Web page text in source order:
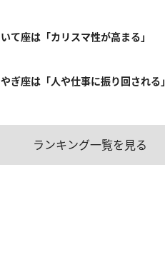
いて座は「カリスマ性が高まる」
やぎ座は「人や仕事に振り回される」
ランキング一覧を見る